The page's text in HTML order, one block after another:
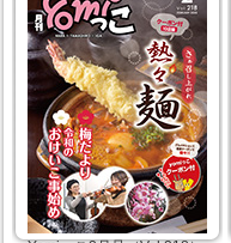
歯科特集
●今だからおすすめ♪テイク
アウトOK
●かむ力は活力の源だ！
●おうち時間を楽しもう！
2020年06月01日